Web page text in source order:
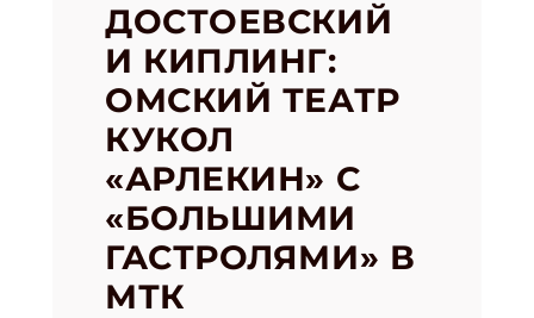
ДОСТОЕВСКИЙ
И КИПЛИНГ:
ОМСКИЙ ТЕАТР
КУКОЛ
«АРЛЕКИН» С
«БОЛЬШИМИ
ГАСТРОЛЯМИ» В
МТК